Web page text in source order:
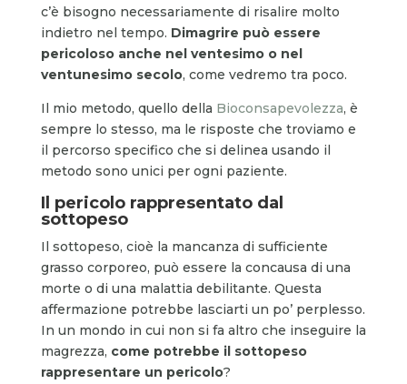
c’è bisogno necessariamente di risalire molto
indietro nel tempo. Dimagrire può essere
pericoloso anche nel ventesimo o nel
ventunesimo secolo, come vedremo tra poco.
Il mio metodo, quello della Bioconsapevolezza, è
sempre lo stesso, ma le risposte che troviamo e
il percorso specifico che si delinea usando il
metodo sono unici per ogni paziente.
Il pericolo rappresentato dal
sottopeso
Il sottopeso, cioè la mancanza di sufficiente
grasso corporeo, può essere la concausa di una
morte o di una malattia debilitante. Questa
affermazione potrebbe lasciarti un po’ perplesso.
In un mondo in cui non si fa altro che inseguire la
magrezza, come potrebbe il sottopeso
rappresentare un pericolo?